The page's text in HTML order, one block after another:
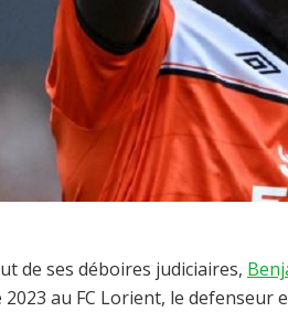
de ses déboires judiciaires,
2023 au FC Lorient, le